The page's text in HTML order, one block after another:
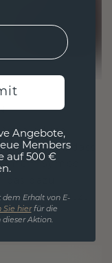
ist, dass
Symbol
dazu
geschätzt
Angebote,
Members
auf 500 €
Erhalt von E-
Sie hierfür die
Aktion.